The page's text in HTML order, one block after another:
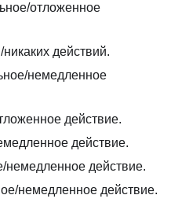
отложенное
действий.
немедленное
действие.
действие.
немедленное действие.
немедленное действие.